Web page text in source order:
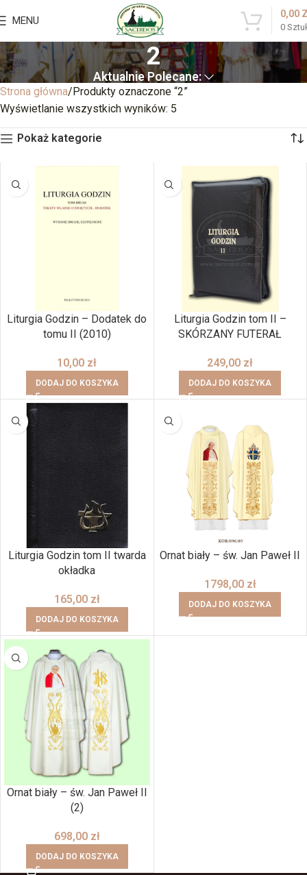
MENU
0
0,00
2
Aktualnie Polecane:
Strona główna Produkty oznaczone “2”
Wyświetlanie wszystkich wyników: 5
Pokaż kategorie
Liturgia Godzin – Dodatek do
tomu II (2010)
10,00 zł
DODAJ DO KOSZYKA
Liturgia Godzin tom II –
SKÓRZANY FUTERAŁ
249,00 zł
DODAJ DO KOSZYKA
Liturgia Godzin tom II twarda
okładka
165,00 zł
DODAJ DO KOSZYKA
Ornat biały – św. Jan Paweł II
1798,00 zł
DODAJ DO KOSZYKA
Ornat biały – św. Jan Paweł II
(2)
698,00 zł
DODAJ DO KOSZYKA